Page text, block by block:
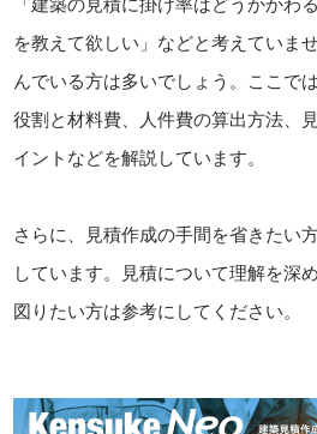
「建築の見積に掛け率はどうかかわ
を教えて欲しい」などと考えていま
んでいる方は多いでしょう。ここで
役割と材料費、人件費の算出方法、
イントなどを解説しています。
さらに、見積作成の手間を省きたい
しています。見積について理解を深
図りたい方は参考にしてください。